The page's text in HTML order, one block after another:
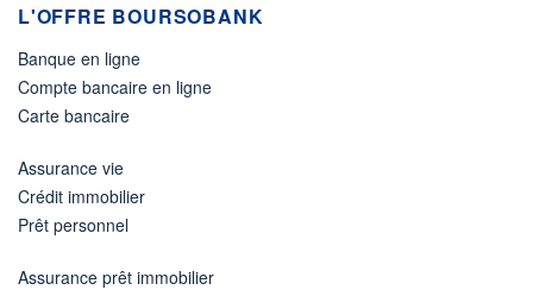
L'OFFRE BOURSOBANK
Banque en ligne
Compte bancaire en ligne
Carte bancaire
Assurance vie
Crédit immobilier
Prêt personnel
Assurance prêt immobilier